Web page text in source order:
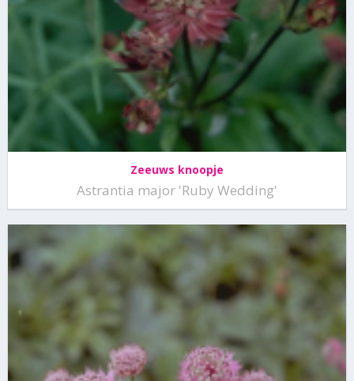
Zeeuws knoopje
Astrantia major 'Ruby Wedding'